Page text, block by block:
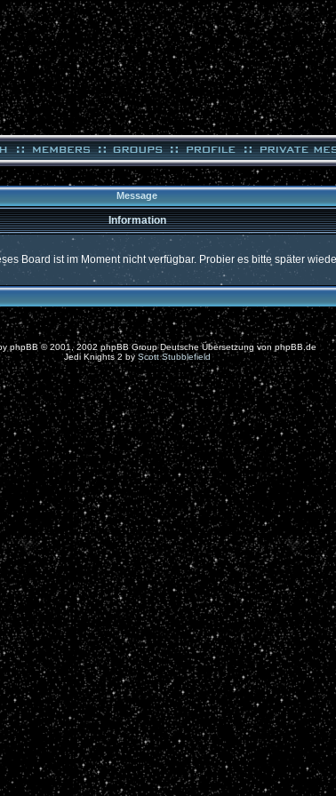
Message
Information
Board ist im Moment nicht verfügbar. Probier es bitte später
phpBB© 2001, 2002 phpBB Group Deutsche Übersetzung von phpBB.de
Jedi Knights 2 byScott Stubblefield